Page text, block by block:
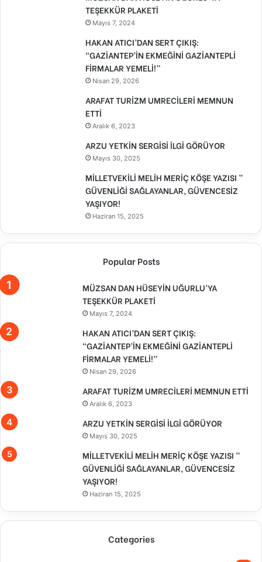
TEŞEKKÜR PLAKETİ
Mayıs 7, 2024
HAKAN ATICI’DAN SERT ÇIKIŞ:
“GAZİANTEP’İN EKMEĞİNİ GAZİANTEPLİ
FİRMALAR YEMELİ!”
Nisan 29, 2026
ARAFAT TURİZM UMRECİLERİ MEMNUN
ETTİ
Aralık 6, 2023
ARZU YETKİN SERGİSİ İLGİ GÖRÜYOR
Mayıs 30, 2025
MİLLETVEKİLİ MELİH MERİÇ KÖŞE YAZISI ”
GÜVENLİĞİ SAĞLAYANLAR, GÜVENCESİZ
YAŞIYOR!
Haziran 15, 2025
Popular Posts
MÜZSAN DAN HÜSEYİN UĞURLU’YA
TEŞEKKÜR PLAKETİ
Mayıs 7, 2024
HAKAN ATICI’DAN SERT ÇIKIŞ:
“GAZİANTEP’İN EKMEĞİNİ GAZİANTEPLİ
FİRMALAR YEMELİ!”
Nisan 29, 2026
ARAFAT TURİZM UMRECİLERİ MEMNUN ETTİ
Aralık 6, 2023
ARZU YETKİN SERGİSİ İLGİ GÖRÜYOR
Mayıs 30, 2025
MİLLETVEKİLİ MELİH MERİÇ KÖŞE YAZISI ”
GÜVENLİĞİ SAĞLAYANLAR, GÜVENCESİZ
YAŞIYOR!
Haziran 15, 2025
Categories